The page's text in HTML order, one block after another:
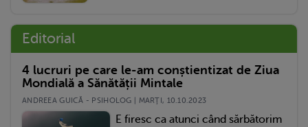
Editorial
4 lucruri pe care le-am conștientizat de Ziua
Mondială a Sănătății Mintale
ANDREEA GUICĂ - PSIHOLOG | MARŢI, 10.10.2023
E firesc ca atunci când sărbătorim